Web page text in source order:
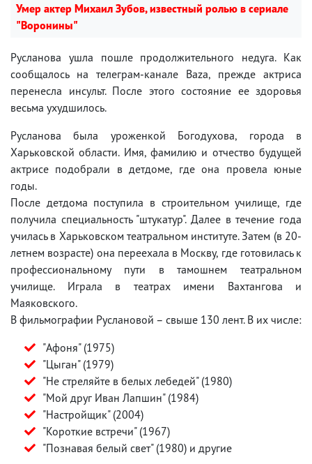
Умер актер Михаил Зубов, известный ролью в сериале
"Воронины"
Русланова ушла пошле продолжительного недуга. Как
сообщалось на телеграм-канале Baza, прежде актриса
перенесла инсульт. После этого состояние ее здоровья
весьма ухудшилось.
Русланова была уроженкой Богодухова, города в
Харьковской области. Имя, фамилию и отчество будущей
актрисе подобрали в детдоме, где она провела юные
годы.
После детдома поступила в строительном училище, где
получила специальность "штукатур". Далее в течение года
училась в Харьковском театральном институте. Затем (в 20-
летнем возрасте) она переехала в Москву, где готовилась к
профессиональному пути в тамошнем театральном
училище. Играла в театрах имени Вахтангова и
Маяковского.
В фильмографии Руслановой – свыше 130 лент. В их числе:
"Афоня" (1975)
"Цыган" (1979)
"Не стреляйте в белых лебедей" (1980)
"Мой друг Иван Лапшин" (1984)
"Настройщик" (2004)
"Короткие встречи" (1967)
"Познавая белый свет" (1980) и другие